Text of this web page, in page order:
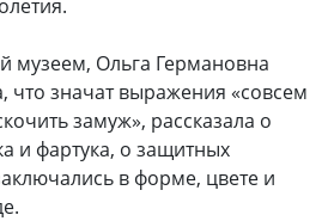
музеем, Ольга Германовна
что значат выражения «совсем
замуж», рассказала о
и фартука, о защитных
в форме, цвете и